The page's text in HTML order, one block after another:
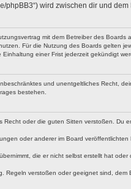
phpBB3“) wird zwischen dir und
mit dem Betreiber des
Für die Nutzung des Boards gelten
einer Frist jederzeit gekündigt
und unentgeltliches Recht,
bestehen.
oder die guten Sitten verstoßen.
oder anderer im Board
die er nicht selbst erstellt hat
verstoßen oder geeignet sind, dem